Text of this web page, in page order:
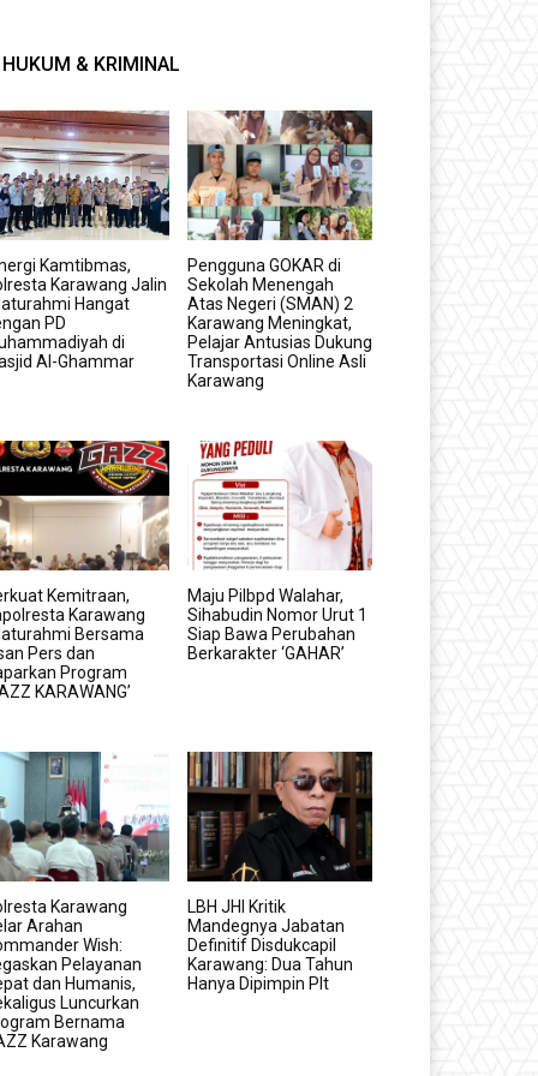
HUKUM & KRIMINAL
Kamtibmas,
Karawang Jalin
Hangat
PD
di
Al-Ghammar
Pengguna GOKAR di
Sekolah Menengah
Atas Negeri (SMAN) 2
Karawang Meningkat,
Pelajar Antusias Dukung
Transportasi Online Asli
Karawang
Kemitraan,
Karawang
Bersama
Pers dan
Program
KARAWANG’
Maju Pilbpd Walahar,
Sihabudin Nomor Urut 1
Siap Bawa Perubahan
Berkarakter ‘GAHAR’
Karawang
Arahan
Wish:
Pelayanan
dan Humanis,
Luncurkan
Bernama
Karawang
LBH JHI Kritik
Mandegnya Jabatan
Definitif Disdukcapil
Karawang: Dua Tahun
Hanya Dipimpin Plt